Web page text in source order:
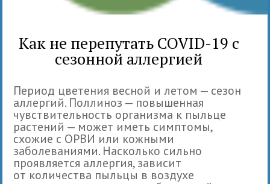
Как не перепутать COVID-19 с
сезонной аллергией
Период цветения весной и летом — сезон
аллергий. Поллиноз — повышенная
чувствительность организма к пыльце
растений — может иметь симптомы,
схожие с ОРВИ или кожными
заболеваниями. Насколько сильно
проявляется аллергия, зависит
от количества пыльцы в воздухе